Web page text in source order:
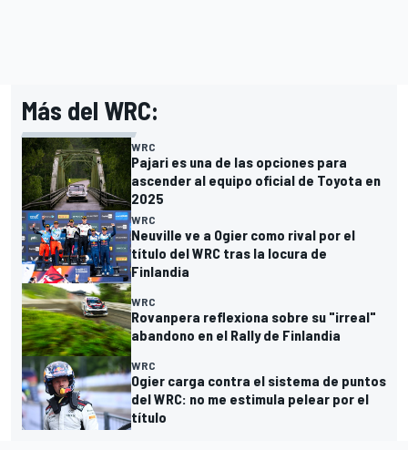
Más del WRC:
WRC
Pajari es una de las opciones para
ascender al equipo oficial de Toyota en
2025
WRC
Neuville ve a Ogier como rival por el
título del WRC tras la locura de
Finlandia
WRC
Rovanpera reflexiona sobre su "irreal"
abandono en el Rally de Finlandia
WRC
Ogier carga contra el sistema de puntos
del WRC: no me estimula pelear por el
título